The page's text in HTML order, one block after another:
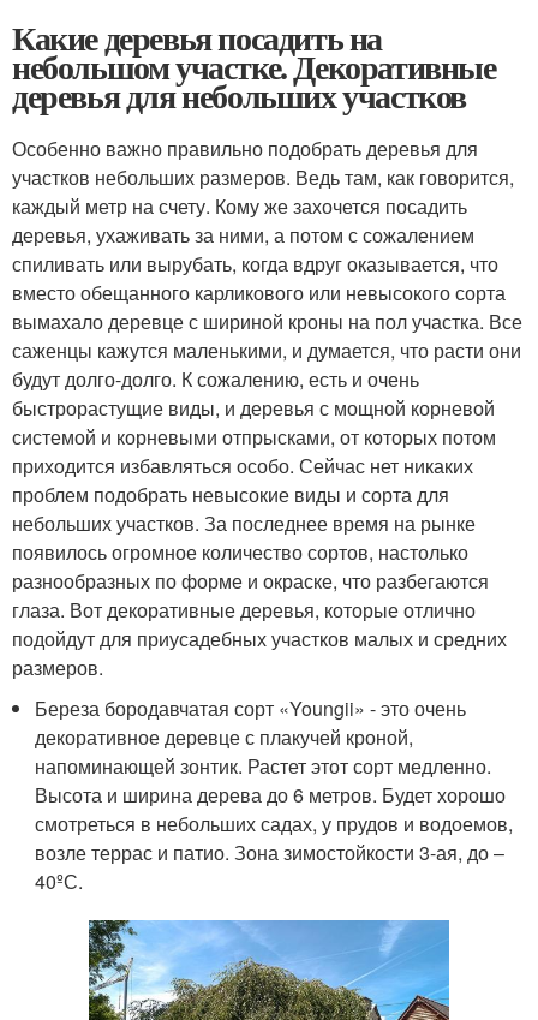
Какие деревья посадить на
небольшом участке. Декоративные
деревья для небольших участков
Особенно важно правильно подобрать деревья для
участков небольших размеров. Ведь там, как говорится,
каждый метр на счету. Кому же захочется посадить
деревья, ухаживать за ними, а потом с сожалением
спиливать или вырубать, когда вдруг оказывается, что
вместо обещанного карликового или невысокого сорта
вымахало деревце с шириной кроны на пол участка. Все
саженцы кажутся маленькими, и думается, что расти они
будут долго-долго. К сожалению, есть и очень
быстрорастущие виды, и деревья с мощной корневой
системой и корневыми отпрысками, от которых потом
приходится избавляться особо. Сейчас нет никаких
проблем подобрать невысокие виды и сорта для
небольших участков. За последнее время на рынке
появилось огромное количество сортов, настолько
разнообразных по форме и окраске, что разбегаются
глаза. Вот декоративные деревья, которые отлично
подойдут для приусадебных участков малых и средних
размеров.
Береза бородавчатая сорт «Youngii» - это очень
декоративное деревце с плакучей кроной,
напоминающей зонтик. Растет этот сорт медленно.
Высота и ширина дерева до 6 метров. Будет хорошо
смотреться в небольших садах, у прудов и водоемов,
возле террас и патио. Зона зимостойкости 3-ая, до –
40ºС.